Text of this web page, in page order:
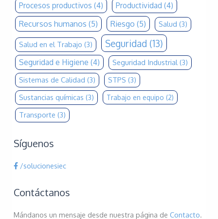
Procesos productivos (4) Productividad (4)
Recursos humanos (5) Riesgo (5) Salud (3)
Salud en el Trabajo (3) Seguridad (13)
Seguridad e Higiene (4) Seguridad Industrial(3)
Sistemas de Calidad (3) STPS (3)
Sustancias químicas (3) Trabajo en equipo (2)
Transporte (3)
Síguenos
/solucionesiec
Contáctanos
Mándanos un mensaje desde nuestra página de Contacto.